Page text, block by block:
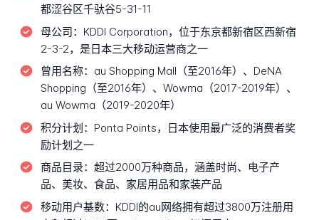
都涩谷区千驮谷5-31-11
母公司： KDDI Corporation，位于东京都新宿区西新宿
2-3-2，是日本三大移动运营商之一
曾用名称： au Shopping Mall（至2016年）、DeNA
Shopping（至2016年）、Wowma（2017-2019年）、
au Wowma（2019-2020年）
积分计划： Ponta Points，日本使用最广泛的消费者奖
励计划之一
商品目录： 超过2000万种商品，涵盖时尚、电子产
品、美妆、食品、家居用品和家装产品
移动用户基数： KDDI的au网络拥有超过3800万注册用